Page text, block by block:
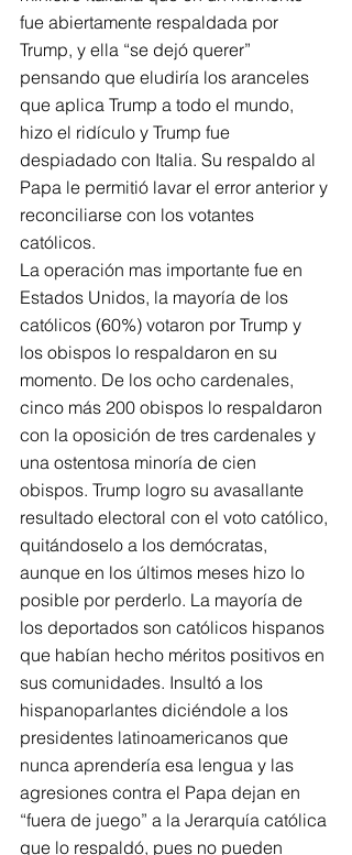
fue abiertamente respaldada por
Trump, y ella “se dejó querer”
pensando que eludiría los aranceles
que aplica Trump a todo el mundo,
hizo el ridículo y Trump fue
despiadado con Italia. Su respaldo al
Papa le permitió lavar el error anterior y
reconciliarse con los votantes
católicos.
La operación mas importante fue en
Estados Unidos, la mayoría de los
católicos (60%) votaron por Trump y
los obispos lo respaldaron en su
momento. De los ocho cardenales,
cinco más 200 obispos lo respaldaron
con la oposición de tres cardenales y
una ostentosa minoría de cien
obispos. Trump logro su avasallante
resultado electoral con el voto católico,
quitándoselo a los demócratas,
aunque en los últimos meses hizo lo
posible por perderlo. La mayoría de
los deportados son católicos hispanos
que habían hecho méritos positivos en
sus comunidades. Insultó a los
hispanoparlantes diciéndole a los
presidentes latinoamericanos que
nunca aprendería esa lengua y las
agresiones contra el Papa dejan en
“fuera de juego” a la Jerarquía católica
que lo respaldó, pues no pueden